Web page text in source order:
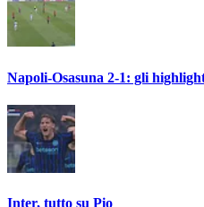
Napoli-Osasuna 2-1: gli
Inter, tutto su Pio